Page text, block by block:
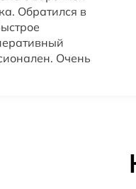
Обратился в
Очень